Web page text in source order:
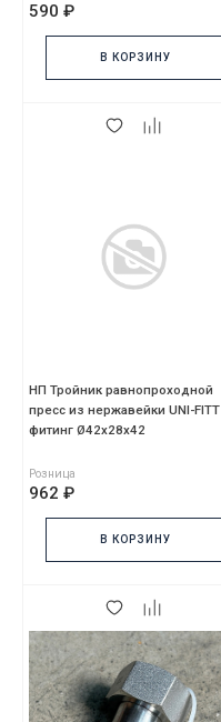
590 ₽
В КОРЗИНУ
НП Тройник равнопроходной
пресс из нержавейки UNI-FITT
фитинг Ø42х28х42
Розница
962 ₽
В КОРЗИНУ